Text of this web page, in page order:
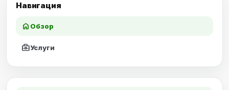
Навигация
home Обзор
business_centerУслуги